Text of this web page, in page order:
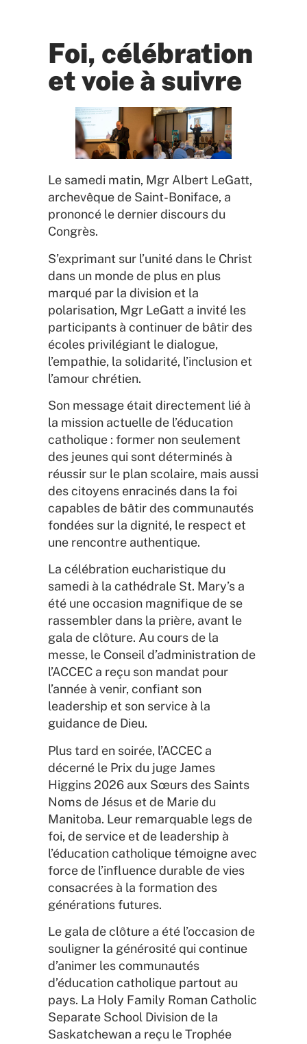
Foi, célébration
et voie à suivre
Le samedi matin, Mgr Albert LeGatt,
archevêque de Saint-Boniface, a
prononcé le dernier discours du
Congrès.
S’exprimant sur l’unité dans le Christ
dans un monde de plus en plus
marqué par la division et la
polarisation, Mgr LeGatt a invité les
participants à continuer de bâtir des
écoles privilégiant le dialogue,
l’empathie, la solidarité, l’inclusion et
l’amour chrétien.
Son message était directement lié à
la mission actuelle de l’éducation
catholique : former non seulement
des jeunes qui sont déterminés à
réussir sur le plan scolaire, mais aussi
des citoyens enracinés dans la foi
capables de bâtir des communautés
fondées sur la dignité, le respect et
une rencontre authentique.
La célébration eucharistique du
samedi à la cathédrale St. Mary’s a
été une occasion magnifique de se
rassembler dans la prière, avant le
gala de clôture. Au cours de la
messe, le Conseil d’administration de
l’ACCEC a reçu son mandat pour
l’année à venir, confiant son
leadership et son service à la
guidance de Dieu.
Plus tard en soirée, l’ACCEC a
décerné le Prix du juge James
Higgins 2026 aux Sœurs des Saints
Noms de Jésus et de Marie du
Manitoba. Leur remarquable legs de
foi, de service et de leadership à
l’éducation catholique témoigne avec
force de l’influence durable de vies
consacrées à la formation des
générations futures.
Le gala de clôture a été l’occasion de
souligner la générosité qui continue
d’animer les communautés
d’éducation catholique partout au
pays. La Holy Family Roman Catholic
Separate School Division de la
Saskatchewan a reçu le Trophée